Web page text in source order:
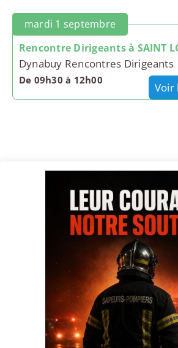
mardi 1 septembre
Rencontre Dirigeants à SAINT
Dynabuy Rencontres Dirigeants
De 09h30 à 12h00
Voir